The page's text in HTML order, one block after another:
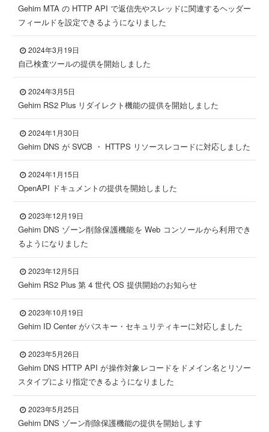
Gehirn MTA の HTTP API で返信先やスレッドに関連するヘッダー
フィールドを設定できるようになりました
2024年3月19日
自己検査ツールの提供を開始しました
2024年3月5日
Gehirn RS2 Plus リダイレクト機能の提供を開始しました
2024年1月30日
Gehirn DNS が SVCB ・ HTTPS リソースレコードに対応しました
2024年1月15日
OpenAPI ドキュメントの提供を開始しました
2023年12月19日
Gehirn DNS ゾーン削除保護機能を Web コンソールから利用でき
るようになりました
2023年12月5日
Gehirn RS2 Plus 第 4 世代 OS 提供開始のお知らせ
2023年10月19日
Gehirn ID Center がパスキー・セキュリティキーに対応しました
2023年5月26日
Gehirn DNS HTTP API が操作対象レコードをドメイン名とリソー
スタイプにより指定できるようになりました
2023年5月25日
Gehirn DNS ゾーン削除保護機能の提供を開始します